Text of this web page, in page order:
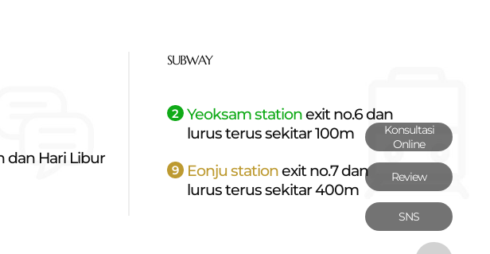
dan Hari Libur
SUBWAY
2 Yeoksam stationexit no.6 dan
lurus terus sekitar 100m
9 Eonju stationexit no.7 dan
lurus terus sekitar 400m
Konsultasi
Online
Review
SNS